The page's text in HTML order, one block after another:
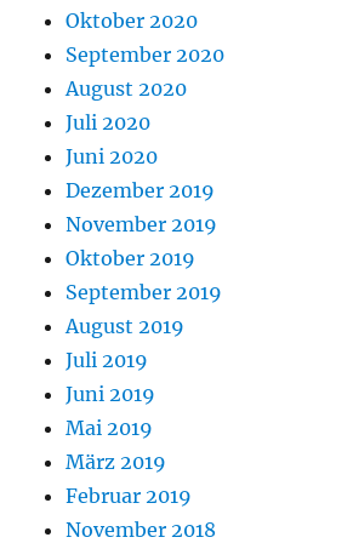
Oktober 2020
September 2020
August 2020
Juli 2020
Juni 2020
Dezember 2019
November 2019
Oktober 2019
September 2019
August 2019
Juli 2019
Juni 2019
Mai 2019
März 2019
Februar 2019
November 2018